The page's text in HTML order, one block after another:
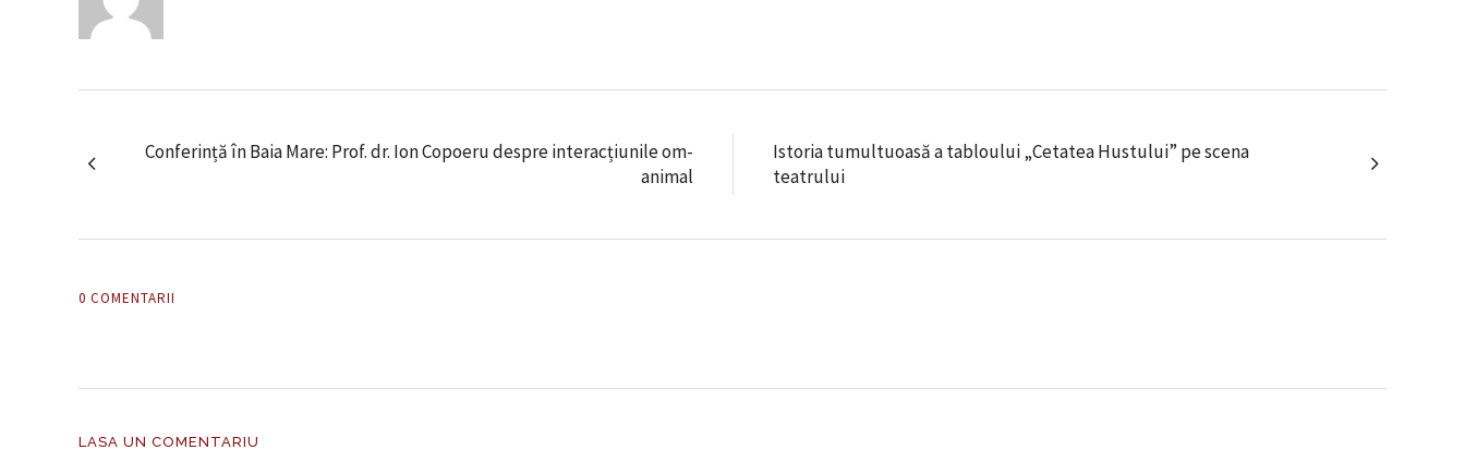
Conferință în Baia Mare: Prof. dr. Ion Copoeru despre interacțiunile om-
animal
Istoria tumultuoasă a tabloului „Cetatea Hustului” pe scena
teatrului
0 COMENTARII
LASA UN COMENTARIU